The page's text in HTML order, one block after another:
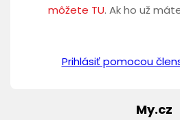
môžete TU. Ak ho už
Prihlásiť pomocou
My.cz